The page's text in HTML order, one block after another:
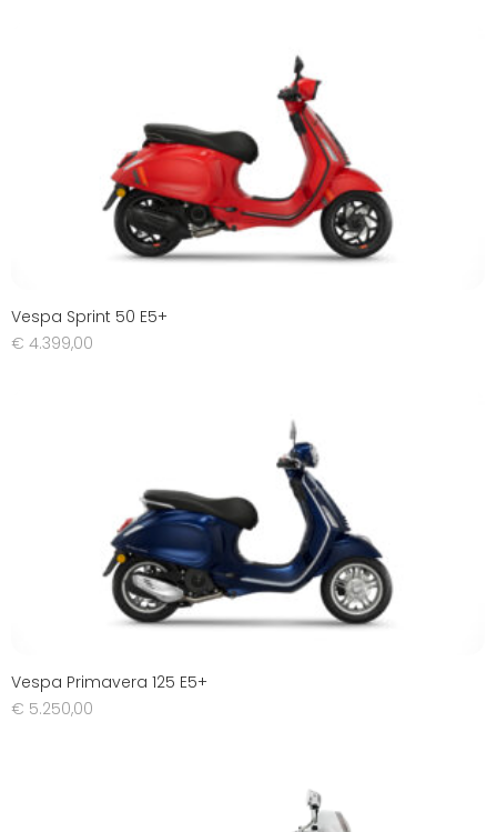
Vespa Sprint 50 E5+
€ 4.399,00
Vespa Primavera 125 E5+
€ 5.250,00